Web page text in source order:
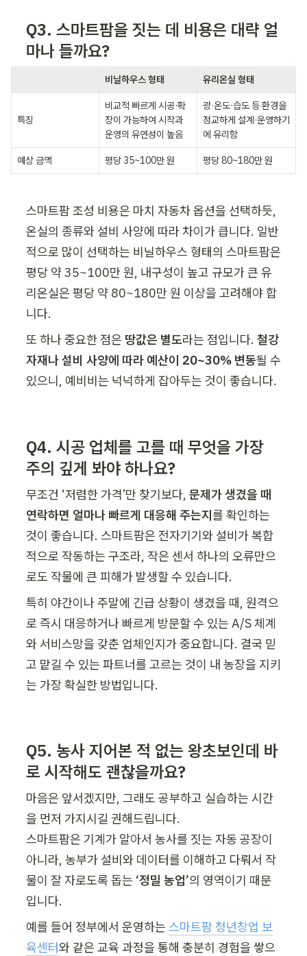
Q3. 스마트팜을 짓는 데 비용은 대략 얼
마나 들까요?
비닐하우스 형태 유리온실 형태
특징
비교적 빠르게 시공·확
장이 가능하여 시작과
운영의 유연성이 높음
광·온도·습도 등 환경을
정교하게 설계·운영하기
에 유리함
예상 금액 평당 35~100만 원 평당 80~180만 원
스마트팜 조성 비용은 마치 자동차 옵션을 선택하듯,
온실의 종류와 설비 사양에 따라 차이가 큽니다. 일반
적으로 많이 선택하는 비닐하우스 형태의 스마트팜은
평당 약 35~100만 원, 내구성이 높고 규모가 큰 유
리온실은 평당 약 80~180만 원 이상을 고려해야 합
니다.
또 하나 중요한 점은 땅값은 별도라는 점입니다. 철강
자재나 설비 사양에 따라 예산이 20~30% 변동될 수
있으니, 예비비는 넉넉하게 잡아두는 것이 좋습니다.
Q4. 시공 업체를 고를 때 무엇을 가장
주의 깊게 봐야 하나요?
무조건 ‘저렴한 가격’만 찾기보다, 문제가 생겼을 때
연락하면 얼마나 빠르게 대응해 주는지를 확인하는
것이 좋습니다. 스마트팜은 전자기기와 설비가 복합
적으로 작동하는 구조라, 작은 센서 하나의 오류만으
로도 작물에 큰 피해가 발생할 수 있습니다.
특히 야간이나 주말에 긴급 상황이 생겼을 때, 원격으
로 즉시 대응하거나 빠르게 방문할 수 있는 A/S 체계
와 서비스망을 갖춘 업체인지가 중요합니다. 결국 믿
고 맡길 수 있는 파트너를 고르는 것이 내 농장을 지키
는 가장 확실한 방법입니다.
Q5. 농사 지어본 적 없는 왕초보인데 바
로 시작해도 괜찮을까요?
마음은 앞서겠지만, 그래도 공부하고 실습하는 시간
을 먼저 가지시길 권해드립니다.
스마트팜은 기계가 알아서 농사를 짓는 자동 공장이
아니라, 농부가 설비와 데이터를 이해하고 다뤄서 작
물이 잘 자로도록 돕는 ‘정밀 농업’의 영역이기 때문
입니다.
예를 들어 정부에서 운영하는 스마트팜 청년창업 보
육센터와 같은 교육 과정을 통해 충분히 경험을 쌓으